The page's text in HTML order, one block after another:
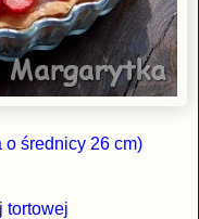
o średnicy 26 cm)
tortowej